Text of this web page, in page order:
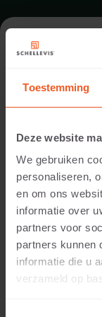
Toestemming
Deze website
We gebruiken
personaliseren,
en om ons
informatie over
partners voor
partners kunnen
informatie die u
verzameld op
Garden
Installed by:
Van der Loo
Location:
Boekel
Application:
Entrance
Photography:
Cees Rijnen
Products: